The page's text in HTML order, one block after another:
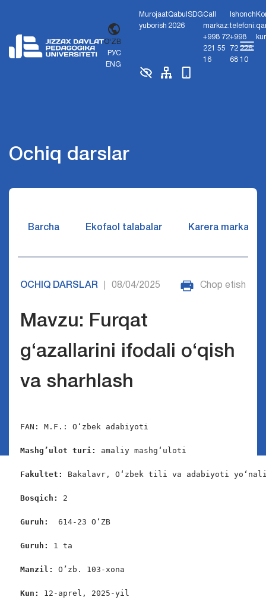
O'ZB
РУС
ENG
Murojaat
yuborish
Qabul
2026
SDGCall
markaz:
+998 72
221 55
16
Ishonch
telefoni:
+998
72 226
68 10
Ochiq darslar
Barcha Ekofaol talabalar Karera markazi
OCHIQ DARSLAR 08/04/2025 Chop etish
Mavzu: Furqat
g‘azallarini ifodali o‘qish
va sharhlash
FAN: M.F.: Oʻzbek adabiyoti
Mashg’ulot turi: amaliy mashgʻuloti
Fakultet: Bakalavr, Oʻzbek tili va adabiyoti
Bosqich: 2
Guruh: 614-23 OʻZB
Guruh: 1 ta
Manzil: O’zb. 103-xona
Kun: 12-aprel, 2025-yil